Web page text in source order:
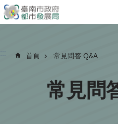
跳到主要內容區塊
::: 首頁 常見問答 Q&A
常見問